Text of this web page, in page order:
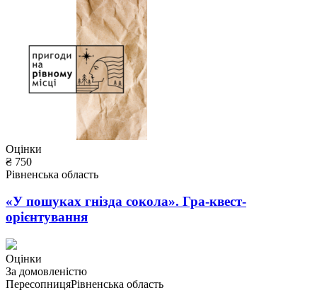
Оцінки
₴ 750
Рівненська область
«У пошуках гнізда сокола». Гра-квест-
орієнтування
Оцінки
За домовленістю
ПересопницяРівненська область